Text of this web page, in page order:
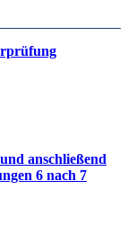
anschließend
6 nach 7